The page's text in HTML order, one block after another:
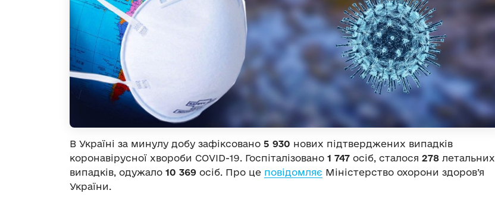
В Україні за минулу добу зафіксовано 5 930 нових підтверджених випадків
коронавірусної хвороби COVID-19. Госпіталізовано 1 747 осіб, сталося 278 летальних
випадків, одужало 10 369 осіб. Про це повідомляє Міністерство охорони здоров’я
України.